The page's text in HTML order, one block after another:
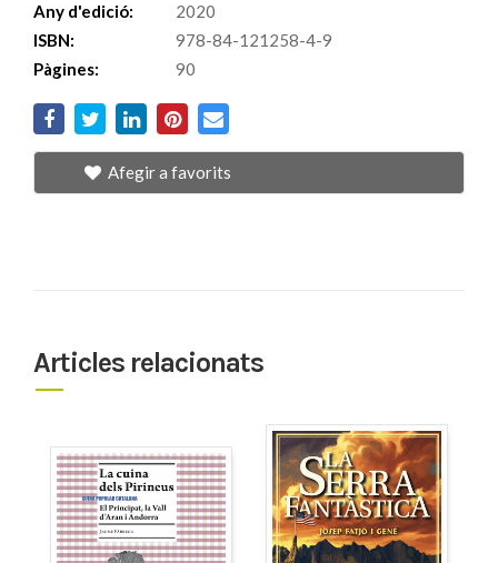
Any d'edició:
2020
ISBN:
978-84-121258-4-9
Pàgines:
90
Afegir a favorits
Articles relacionats